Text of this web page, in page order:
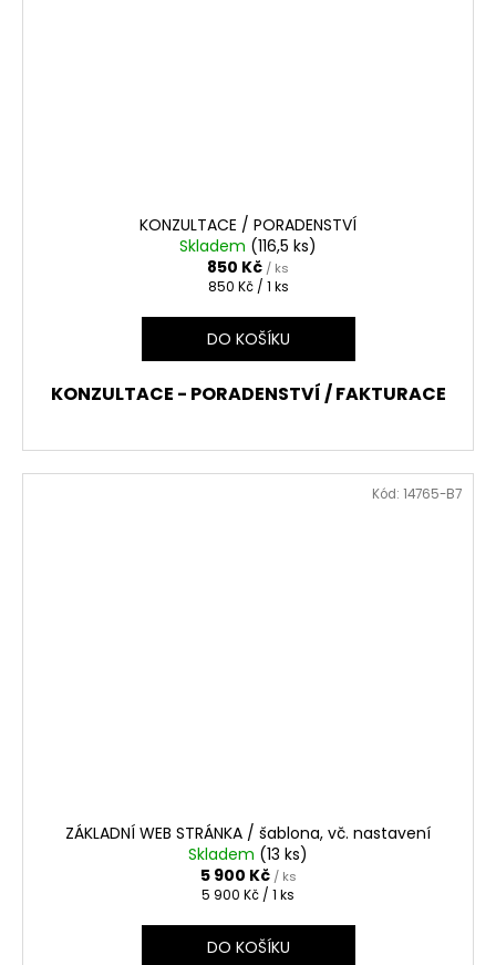
KONZULTACE / PORADENSTVÍ
Skladem (116,5 ks)
850 Kč / ks
Měrná
850 Kč / 1 ks
DO KOŠÍKU
KONZULTACE - PORADENSTVÍ / FAKTURACE
ZÁKLADNÍ WEB STRÁNKA / šablona, vč. nastavení
Skladem (13 ks)
5 900 Kč / ks
Měrná
5 900 Kč / 1 ks
DO KOŠÍKU
Kód: 14765-B7